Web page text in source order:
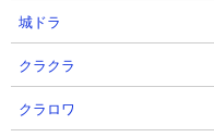
を所持しています。これだ
型キャラに限らず希少です
ヒカルのような攻撃力が低
すが、そうでない敵を相手
多く、使えるシチュエーシ
城ドラ
クラクラ
クラロワ